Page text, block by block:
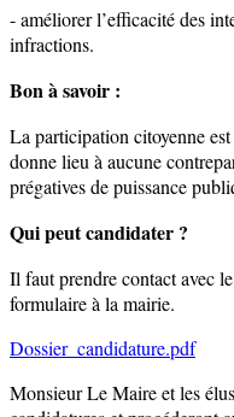
- améliorer l’efficacité des
infractions.
Bon à savoir :
La participation citoyenne
donne lieu à aucune
prégatives de puissance
Qui peut candidater ?
Il faut prendre contact avec
formulaire à la mairie.
Dossier_candidature.pdf
Monsieur Le Maire et les